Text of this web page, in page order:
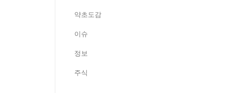
약초도감
이슈
정보
주식